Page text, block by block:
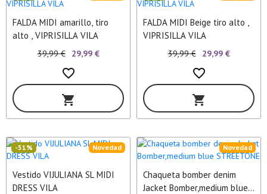
FALDA MIDI amarillo, tiro
alto , VIPRISILLA VILA
39,99 € 29,99 €
favorite_border
shopping_cart
FALDA MIDI Beige tiro alto ,
VIPRISILLA VILA
39,99 € 29,99 €
favorite_border
shopping_cart
Vestido VIJULIANA SL MIDI
DRESS VILA
Novedad
-51%
Chaqueta bomber denim
Jacket Bomber,medium blue
Novedad